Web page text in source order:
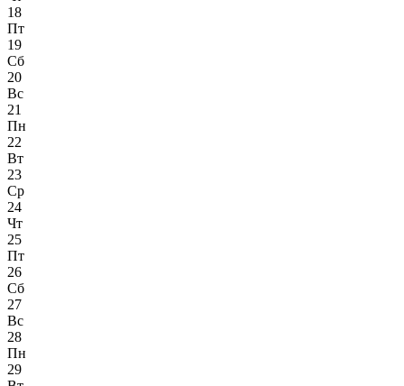
18
Пт
19
Сб
20
Вс
21
Пн
22
Вт
23
Ср
24
Чт
25
Пт
26
Сб
27
Вс
28
Пн
29